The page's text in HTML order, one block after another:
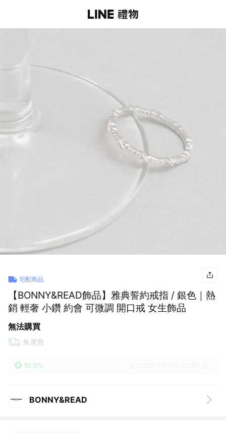
宅配商品
【BONNY&READ飾品】雅典誓約戒指 / 銀色｜熱
銷 輕奢 小鑽 約會 可微調 開口戒 女生飾品
無法購買
免運費
10.0%
BONNY&READ